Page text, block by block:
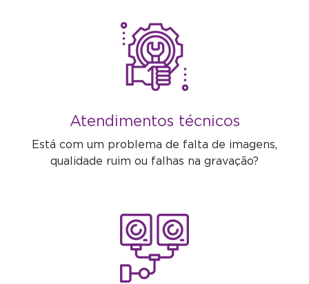
Atendimentos técnicos
Está com um problema de falta de imagens,
qualidade ruim ou falhas na gravação?